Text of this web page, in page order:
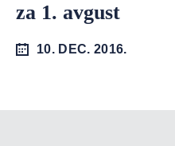
za 1. avgust
10. DEC. 2016.